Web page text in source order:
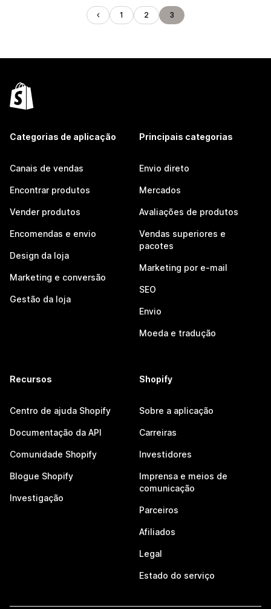
1 2 3
Categorias de aplicação
Canais de vendas
Encontrar produtos
Vender produtos
Encomendas e envio
Design da loja
Marketing e conversão
Gestão da loja
Principais categorias
Envio direto
Mercados
Avaliações de produtos
Vendas superiores e
pacotes
Marketing por e-mail
SEO
Envio
Moeda e tradução
Recursos
Centro de ajuda Shopify
Documentação da API
Comunidade Shopify
Blogue Shopify
Investigação
Shopify
Sobre a aplicação
Carreiras
Investidores
Imprensa e meios de
comunicação
Parceiros
Afiliados
Legal
Estado do serviço